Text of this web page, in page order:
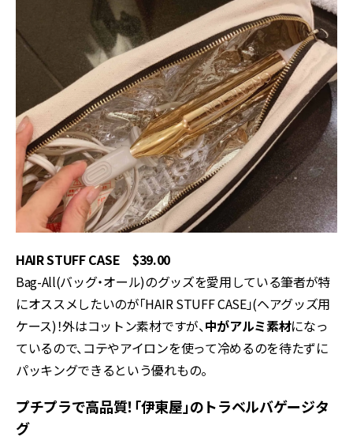
HAIR STUFF CASE $39.00
Bag-All(バッグ・オール)のグッズを愛用している筆者が特
にオススメしたいのが「HAIR STUFF CASE」(ヘアグッズ用
ケース)！外はコットン素材ですが、中がアルミ素材になっ
ているので、コテやアイロンを使って冷めるのを待たずに
パッキングできるという優れもの。
プチプラで高品質！「伊東屋」のトラベルバゲージタ
グ